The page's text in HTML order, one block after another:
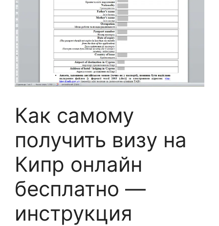
Как самому
получить визу на
Кипр онлайн
бесплатно —
инструкция